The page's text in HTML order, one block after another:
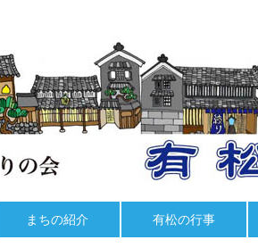
まちの紹介 有松の行事